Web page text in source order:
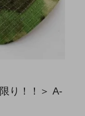
り！！＞ A-